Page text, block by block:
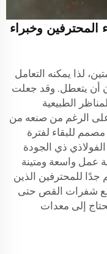
وخبراء
لذا يمكنه التعامل
أن يتعطل. وقد جعلت
الطبيعية
العناية بالساحات. الزاوية 8: على الرغم من صنعه من
للبقاء لفترة
ذي الجودة
عمل واسعة ومتينة
للمحترفين الذين
شفرات القص حتى
إلى معدات